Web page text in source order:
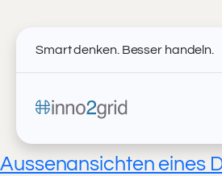
Smart denken. Besser handeln.
Aussenansichten eines